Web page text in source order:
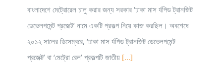
বাংলাদেশে মেট্রোরেল চালু করার জন্য সরকার ‘ঢাকা মাস র্যপিড ট্রানজিট
ডেভেলপমেন্ট প্রজেক্ট’ নামে একটি প্রকল্প নিয়ে কাজ করছিল। অবশেষে
২০১২ সালের ডিসেম্বরে, ‘ঢাকা মাস র্যপিড ট্রানজিট ডেভেলপমেন্ট
প্রজেক্ট’ বা ‘মেট্রো রেল’ প্রকল্পটি জাতীয় [...]